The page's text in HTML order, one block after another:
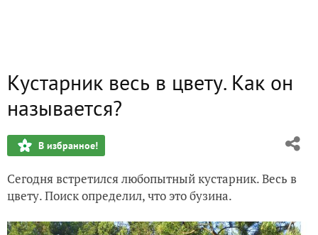
Кустарник весь в цвету. Как он
называется?
В избранное!
Сегодня встретился любопытный кустарник. Весь в
цвету. Поиск определил, что это бузина.